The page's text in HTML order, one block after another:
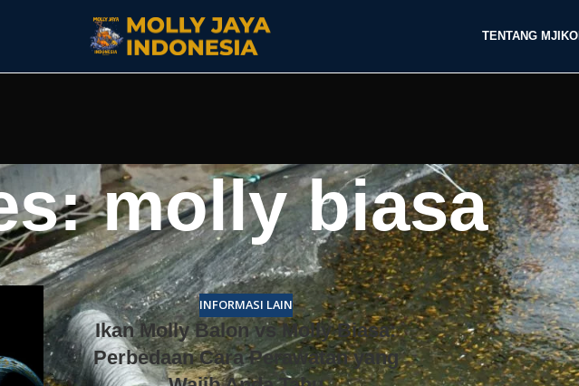
TENTANG MJI
molly biasa
INFORMASI LAIN
Ikan Molly Balon vs Molly Biasa:
Perbedaan Cara Perawatan yang
BACA
Cupang
Molly
Channa